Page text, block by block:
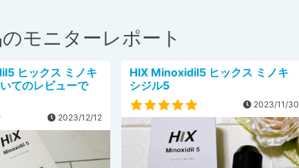
モニターレポート
ヒックス ミノキ
てのレビューで
2023/12/12
HIX Minoxidil5 ヒックス ミノキ
シジル5
2023/11/30